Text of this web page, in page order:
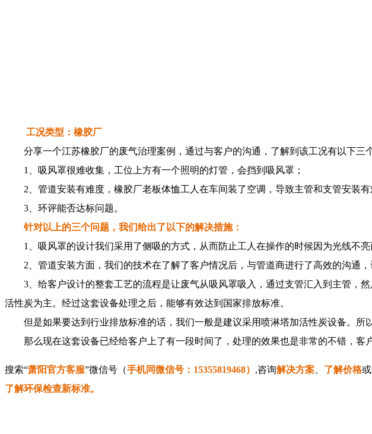
工况类型：橡胶厂
分享一个江苏橡胶厂的废气治理案例，通过与客户的沟通，了解到该工况有以下三
1、吸风罩很难收集，工位上方有一个照明的灯管，会挡到吸风罩；
2、管道安装有难度，橡胶厂老板体恤工人在车间装了空调，导致主管和支管安装有
3、环评能否达标问题。
针对以上的三个问题，我们给出了以下的解决措施：
1、吸风罩的设计我们采用了侧吸的方式，从而防止工人在操作的时候因为光线不亮
2、管道安装方面，我们的技术在了解了客户情况后，与管道商进行了高效的沟通，
3、给客户设计的整套工艺的流程是让废气从吸风罩吸入，通过支管汇入到主管，
活性炭为主。经过这套设备处理之后，能够有效达到国家排放标准。
但是如果要达到行业排放标准的话，我们一般是建议采用喷淋塔加活性炭设备。所
那么现在这套设备已经给客户上了有一段时间了，处理的效果也是非常的不错，客户
搜索“萧阳官方客服”微信号（手机同微信号：15355819468） ,咨询解决方案、 了解价格
了解环保检查新标准。